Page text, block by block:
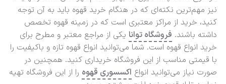
نیز مهم‌ترین نکته‌ای که در هنگام خرید قهوه باید به آن توجه
کنید، خرید از مراکز معتبری است که در زمینه قهوه تخصص
داشته باشند. فروشگاه توانا یکی از مراجع معتبر و مطرح برای
خرید انواع قهوه است. شما می‌توانید انواع قهوه تازه و باکیفیت را
با قیمتی مناسب از این فروشگاه خریداری کنید. همچنین در
صورت نیاز می‌توانید انواع اکسسوری قهوه را از این فروشگاه تهیه